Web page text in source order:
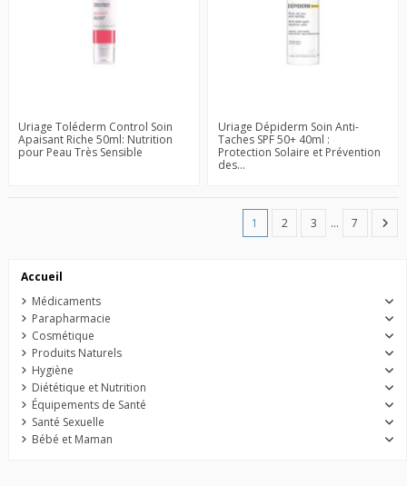
Uriage Toléderm Control Soin
Apaisant Riche 50ml: Nutrition
pour Peau Très Sensible
Uriage Dépiderm Soin Anti-
Taches SPF 50+ 40ml :
Protection Solaire et Prévention
des...
1 2 3 … 7
Accueil
Médicaments
Parapharmacie
Cosmétique
Produits Naturels
Hygiène
Diététique et Nutrition
Équipements de Santé
Santé Sexuelle
Bébé et Maman